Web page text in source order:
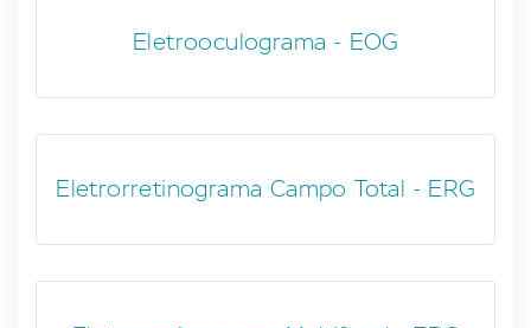
Eletrooculograma - EOG
Eletrorretinograma Campo Total - ERG